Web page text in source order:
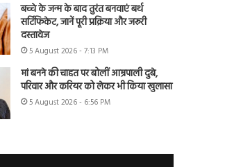
बच्चे के जन्म के बाद तुरंत बनवाएं बर्थ
सर्टिफिकेट, जानें पूरी प्रक्रिया और जरूरी
दस्तावेज
5 August 2026 - 7:13 PM
मां बनने की चाहत पर बोलीं आम्रपाली दुबे,
परिवार और करियर को लेकर भी किया खुलासा
5 August 2026 - 6:56 PM